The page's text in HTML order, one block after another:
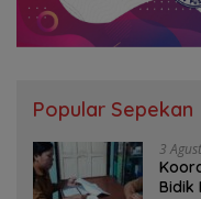
Popular Sepekan
3
Bidik